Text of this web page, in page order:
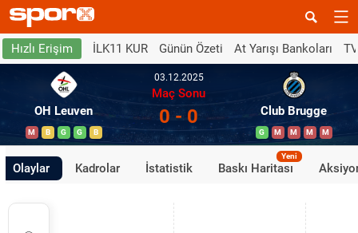
Hızlı Erişim İLK11 KUR Günün Özeti At Yarışı Bankoları
OH Leuven
M B G G B
03.12.2025
Maç Sonu
0 - 0 Club Brugge
G M M M M
Olaylar Kadrolar İstatistik Baskı Haritası
Yeni